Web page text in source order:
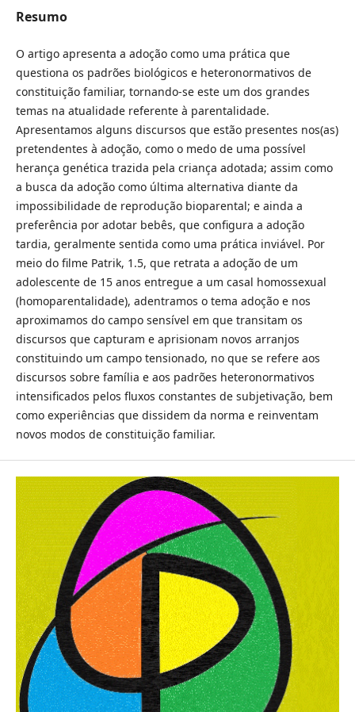
Resumo
O artigo apresenta a adoção como uma prática que
questiona os padrões biológicos e heteronormativos de
constituição familiar, tornando-se este um dos grandes
temas na atualidade referente à parentalidade.
Apresentamos alguns discursos que estão presentes nos(as)
pretendentes à adoção, como o medo de uma possível
herança genética trazida pela criança adotada; assim como
a busca da adoção como última alternativa diante da
impossibilidade de reprodução bioparental; e ainda a
preferência por adotar bebês, que configura a adoção
tardia, geralmente sentida como uma prática inviável. Por
meio do filme Patrik, 1.5, que retrata a adoção de um
adolescente de 15 anos entregue a um casal homossexual
(homoparentalidade), adentramos o tema adoção e nos
aproximamos do campo sensível em que transitam os
discursos que capturam e aprisionam novos arranjos
constituindo um campo tensionado, no que se refere aos
discursos sobre família e aos padrões heteronormativos
intensificados pelos fluxos constantes de subjetivação, bem
como experiências que dissidem da norma e reinventam
novos modos de constituição familiar.